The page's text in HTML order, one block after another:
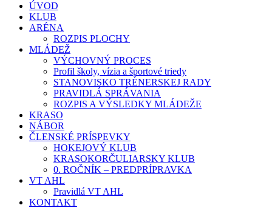
ÚVOD
KLUB
ARÉNA
ROZPIS PLOCHY
MLÁDEŽ
VÝCHOVNÝ PROCES
Profil školy, vízia a športové triedy
STANOVISKO TRÉNERSKEJ RADY
PRAVIDLÁ SPRÁVANIA
ROZPIS A VÝSLEDKY MLÁDEŽE
KRASO
NÁBOR
ČLENSKÉ PRÍSPEVKY
HOKEJOVÝ KLUB
KRASOKORČULIARSKY KLUB
0. ROČNÍK – PREDPRÍPRAVKA
VT AHL
Pravidlá VT AHL
KONTAKT